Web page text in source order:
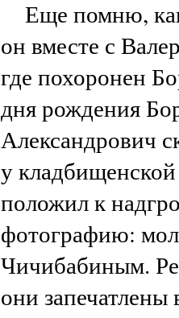
Еще помню,
он вместе с
где похоронен
дня рождения
Александрович
у
положил к
фотографию:
Чичибабиным.
они